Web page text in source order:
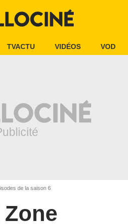
TVACTU VIDÉOS VOD
de la saison 6
Zone